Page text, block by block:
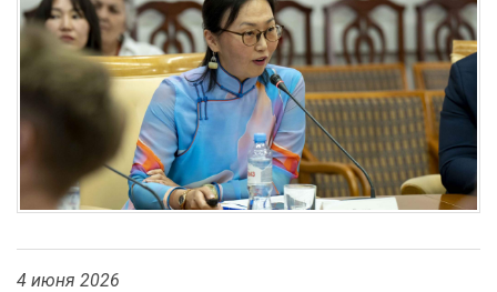
4 июня 2026